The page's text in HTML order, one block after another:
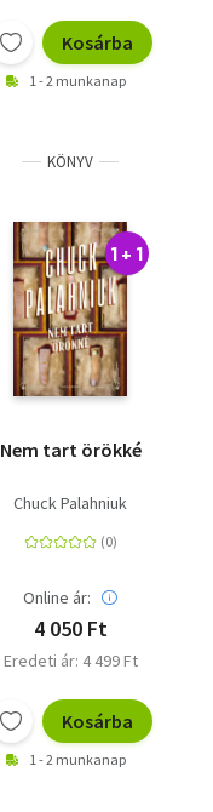
Kosárba
1 - 2 munkanap
KÖNYV
1 + 1
Nem tart örökké
Chuck Palahniuk
Online ár:
4 050 Ft
Eredeti ár: 4 499 Ft
Kosárba
1 - 2 munkanap